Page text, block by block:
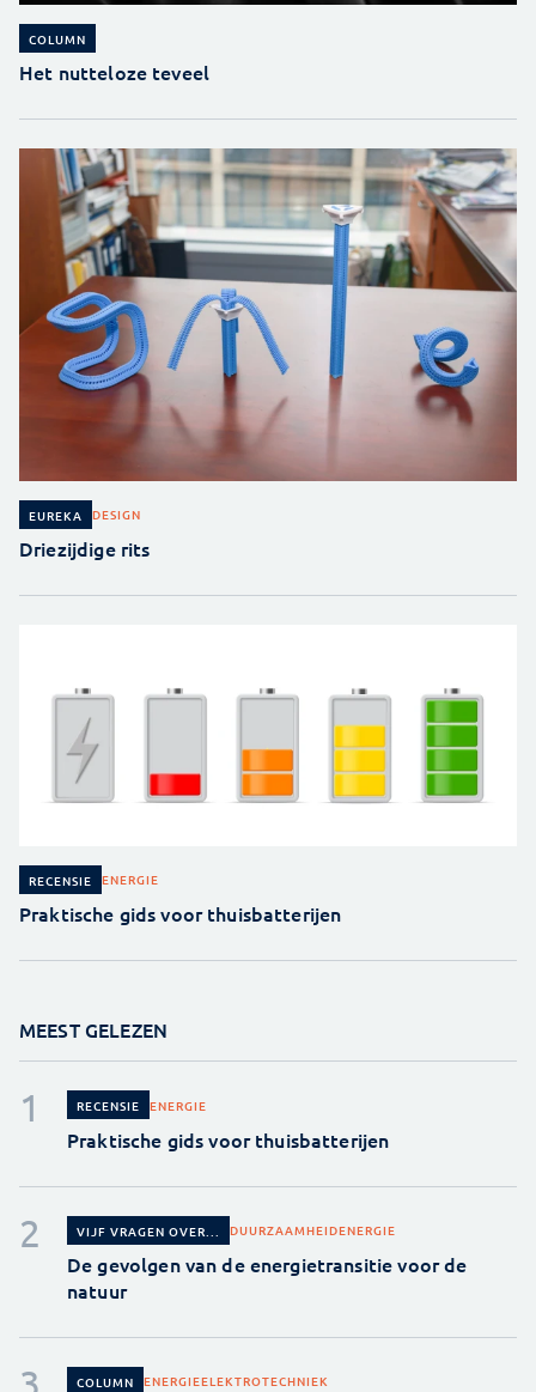
COLUMN
Het nutteloze teveel
EUREKA DESIGN
Driezijdige rits
RECENSIE ENERGIE
Praktische gids voor thuisbatterijen
MEEST GELEZEN
RECENSIE ENERGIE
Praktische gids voor thuisbatterijen
VIJF VRAGEN OVER... DUURZAAMHEIDENERGIE
De gevolgen van de energietransitie voor de
natuur
COLUMN ENERGIEELEKTROTECHNIEK